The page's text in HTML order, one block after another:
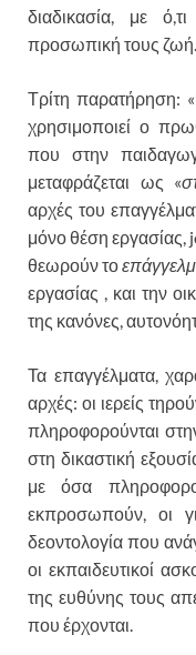
διαδικασία, με
προσωπική τους ζωή.
Τρίτη παρατήρηση:
χρησιμοποιεί ο
που στην
μεταφράζεται ως «
αρχές του
μόνο θέση
θεωρούν το
εργασίας , και την
της κανόνες,
Τα επαγγέλματα,
αρχές: οι ιερείς
πληροφορούνται
στη δικαστική
με όσα
εκπροσωπούν, οι
δεοντολογία που
οι εκπαιδευτικοί
της ευθύνης τους
που έρχονται.